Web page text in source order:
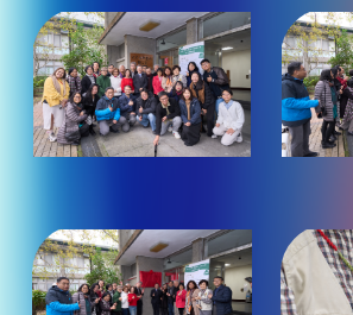
照
片
放
大
觀
照
片
放
大
觀
照
片
放
照
片
放